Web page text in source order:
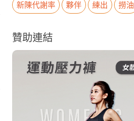
新陳代謝率
夥伴 練出 撈油
贊助連結